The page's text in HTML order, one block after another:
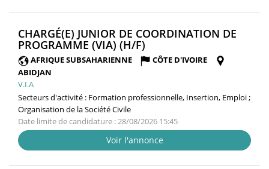
CHARGÉ(E) JUNIOR DE COORDINATION DE
PROGRAMME (VIA) (H/F)
FENÊTRE)
AFRIQUE SUBSAHARIENNE
CÔTE D'IVOIRE
ABIDJAN
V.I.A
Secteurs d'activité : Formation professionnelle, Insertion, Emploi ;
Organisation de la Société Civile
Date limite de candidature : 28/08/2026 15:45
Voir l'annonce